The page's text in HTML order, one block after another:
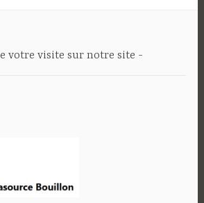
votre visite sur notre site